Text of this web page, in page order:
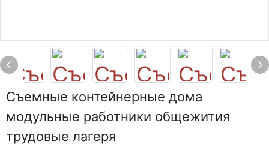
Съемные контейнерные дома
модульные работники общежития
трудовые лагеря